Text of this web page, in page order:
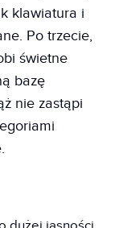
klawiatura i
Po trzecie,
świetne
bazę
nie zastąpi